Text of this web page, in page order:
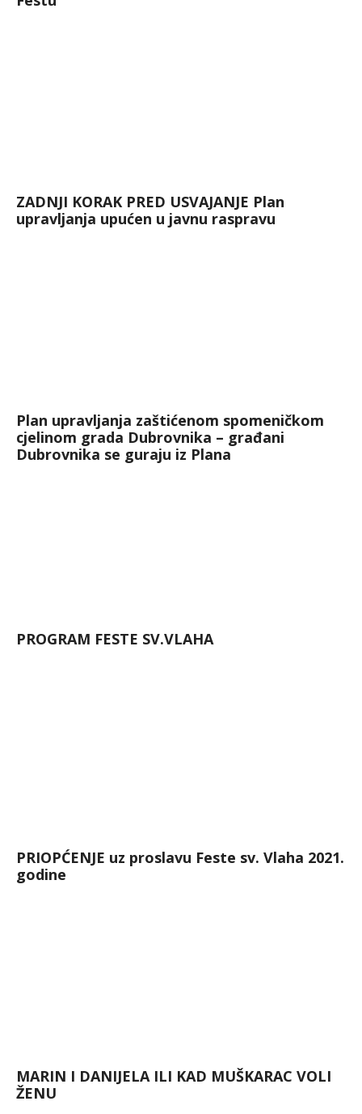
ZADNJI KORAK PRED USVAJANJE Plan
upravljanja upućen u javnu raspravu
Plan upravljanja zaštićenom spomeničkom
cjelinom grada Dubrovnika – građani
Dubrovnika se guraju iz Plana
PROGRAM FESTE SV.VLAHA
PRIOPĆENJE uz proslavu Feste sv. Vlaha 2021.
godine
MARIN I DANIJELA ILI KAD MUŠKARAC VOLI
ŽENU